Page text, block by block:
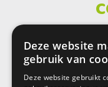
Sint
Deze website
gebruik van
Deze website gebruikt